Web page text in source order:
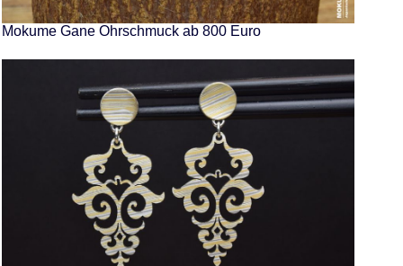
Mokume Gane Ohrschmuck ab 800 Euro